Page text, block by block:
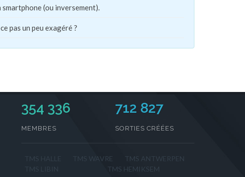
(ou inversement).
pas un peu exagéré ?
354 336
MEMBRES
712 827
SORTIES CRÉÉES
TMS WAVRE
TMS ANTWERPEN
TMS HEMIKSEM